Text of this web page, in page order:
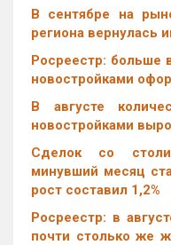
В сентябре на
региона вернулась
Росреестр: больше
новостройками
В августе
новостройками
Cделок со
минувший месяц
рост составил 1,2%
Росреестр: в
почти столько же